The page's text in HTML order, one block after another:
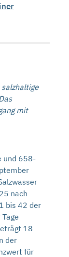
mit
und 658-
nach
bis 42 der
18
der
für